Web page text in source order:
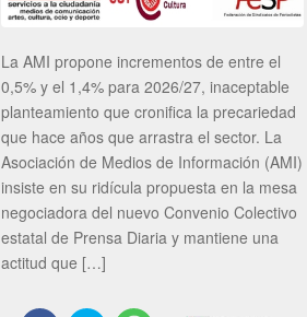
La AMI propone incrementos de entre el
0,5% y el 1,4% para 2026/27, inaceptable
planteamiento que cronifica la precariedad
que hace años que arrastra el sector. La
Asociación de Medios de Información (AMI)
insiste en su ridícula propuesta en la mesa
negociadora del nuevo Convenio Colectivo
estatal de Prensa Diaria y mantiene una
actitud que […]